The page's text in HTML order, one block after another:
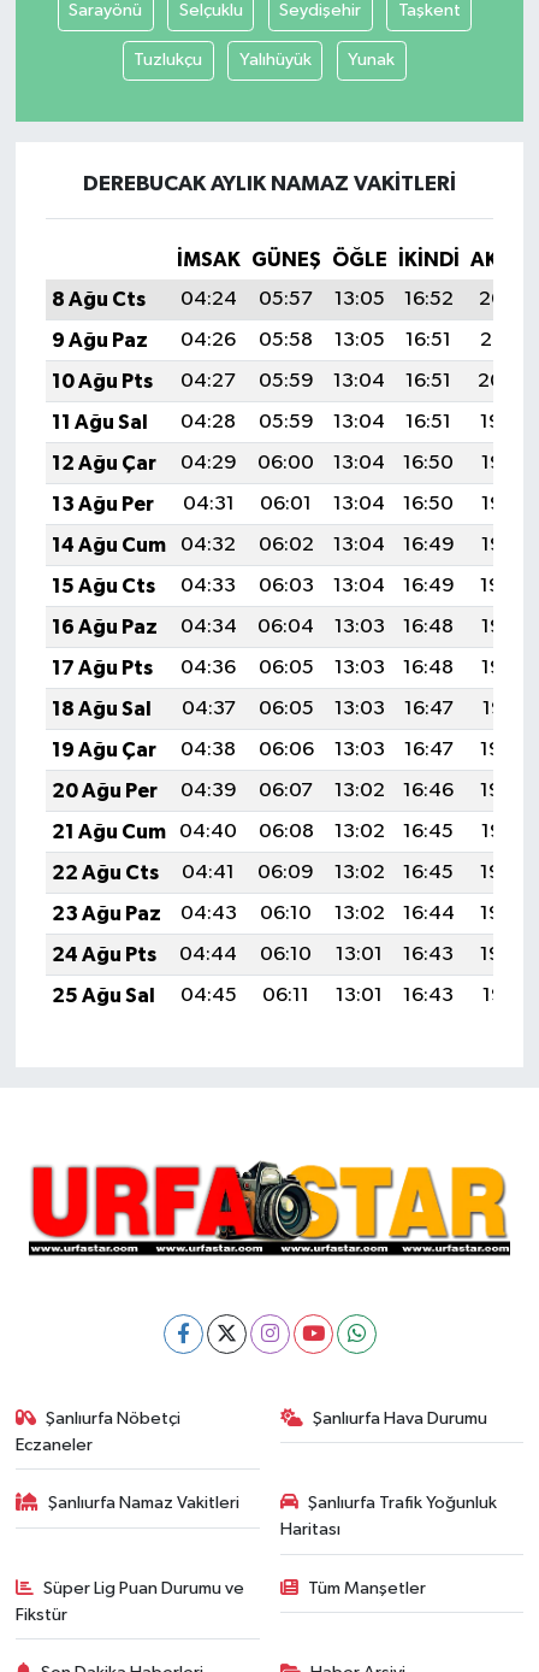
Sarayönü Selçuklu Seydişehir Taşkent
Tuzlukçu Yalıhüyük Yunak
DEREBUCAK AYLIK NAMAZ VAKITLERI
İMSAK GÜNEŞ ÖĞLE İKINDI
8 Ağu Cts
04:24 05:57 13:05 16:52
20:02
9 Ağu Paz
04:26 05:58 13:05 16:51
20:01
10 Ağu Pts
04:27 05:59 13:04 16:51
20:00
11 Ağu Sal
04:28 05:59 13:04 16:51
19:59
12 Ağu Çar
04:29 06:00 13:04 16:50
19:58
13 Ağu Per
04:31 06:01 13:04 16:50
19:57
14 Ağu Cum
04:32 06:02 13:04 16:49
19:56
15 Ağu Cts
04:33 06:03 13:04 16:49
19:54
16 Ağu Paz
04:34 06:04 13:03 16:48
19:53
17 Ağu Pts
04:36 06:05 13:03 16:48
19:52
18 Ağu Sal
04:37 06:05 13:03 16:47
19:51
19 Ağu Çar
04:38 06:06 13:03 16:47
19:49
20 Ağu Per
04:39 06:07 13:02 16:46
19:48
21 Ağu Cum
04:40 06:08 13:02 16:45
19:47
22 Ağu Cts
04:41 06:09 13:02 16:45
19:45
23 Ağu Paz
04:43 06:10 13:02 16:44
19:44
24 Ağu Pts
04:44 06:10 13:01 16:43
19:43
25 Ağu Sal
04:45 06:11 13:01 16:43 19:41
Şanlıurfa Nöbetçi
Eczaneler
Şanlıurfa Hava Durumu
Şanlıurfa Namaz Vakitleri
Şanlıurfa Trafik Yoğunluk
Haritası
Süper Lig Puan Durumu ve
Fikstür
Tüm Manşetler